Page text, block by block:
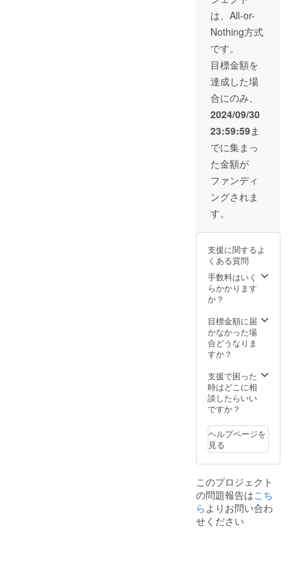
場合、
通常よ
りさら
にお届
時間が
かかる
場合が
ござい
ます。
予めご
ご了承
の程お
願い申
し上げ
ます。
だいた
際に発
送致し
ン・仕
様は変
更にな
る可能
性もご
ざいま
す。ご
了承く
ださ
い。 ※
予想以
上に多
くのご
場合、
通常よ
りさら
にお届
けにお
時間が
ござい
ます。
予めご
の程お
願い申
し上げ
ます。
43,000
円が
【15%
割引の
36,550
円で購
入可能
です。
■お届け
予定
日：
2024/11
月末 ま
で プロ
ジェク
ト終了
みいた
際に発
送致し
ます。
※デザイ
ン・仕
更にな
る可能
性もご
ざいま
了承く
ださ
い。 ※
予想以
くのご
支援を
頂いた
場合、
りさら
にお届
けにお
時間が
かかる
は、All-or-
Nothing方式
です。
目標金額を
達成した場
合にのみ、
2024/09/30
23:59:59ま
でに集まっ
た金額が
ファンディ
ングされま
す。
支援に関するよ
くある質問
手数料はいく
らかかります
か？
目標金額に届
かなかった場
合どうなりま
すか？
支援で困った
時はどこに相
談したらいい
ですか？
ヘルプページを
見る
このプロジェクト
の問題報告はこち
ら よりお問い合わ
せください